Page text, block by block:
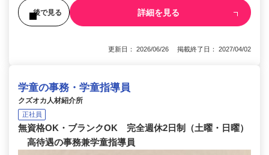
後で見る 詳細を見る
更新日： 2026/06/26 掲載終了日： 2027/04/02
学童の事務・学童指導員
クズオカ人材紹介所
正社員
無資格OK・ブランクOK 完全週休2日制（土曜・日曜）
高待遇の事務兼学童指導員